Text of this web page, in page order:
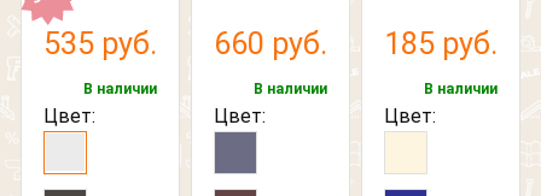
535 руб.
В наличии
Цвет:
660 руб.
В наличии
Цвет:
185 руб.
В наличии
Цвет:
Обратная связь
Обратный звонок